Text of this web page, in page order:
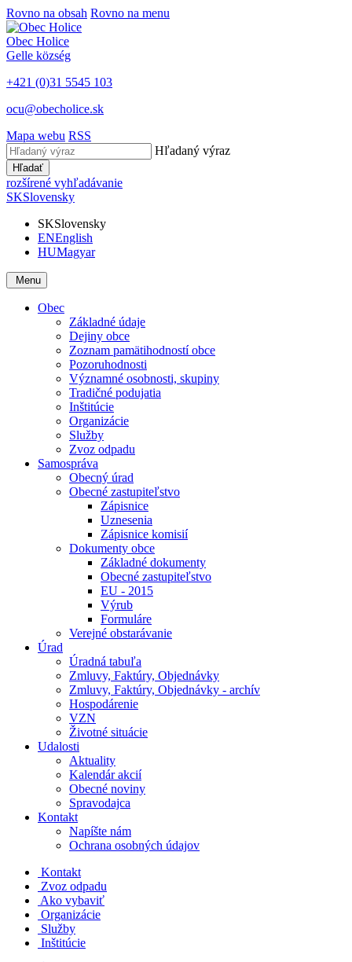
Rovno na obsah Rovno na menu
Obec Holice
Gelle község
+421 (0)31 5545 103
ocu@obecholice.sk
Mapa webu RSS
Hľadaný výraz
Hľadať
rozšírené vyhľadávanie
SKSlovensky
SKSlovensky
ENEnglish
HUMagyar
Menu
Obec
Základné údaje
Dejiny obce
Zoznam pamätihodností obce
Pozoruhodnosti
Významné osobnosti, skupiny
Tradičné podujatia
Inštitúcie
Organizácie
Služby
Zvoz odpadu
Samospráva
Obecný úrad
Obecné zastupiteľstvo
Zápisnice
Uznesenia
Zápisnice komisií
Dokumenty obce
Základné dokumenty
Obecné zastupiteľstvo
EU - 2015
Výrub
Formuláre
Verejné obstarávanie
Úrad
Úradná tabuľa
Zmluvy, Faktúry, Objednávky
Zmluvy, Faktúry, Objednávky - archív
Hospodárenie
VZN
Životné situácie
Udalosti
Aktuality
Kalendár akcií
Obecné noviny
Spravodajca
Kontakt
Napíšte nám
Ochrana osobných údajov
Kontakt
Zvoz odpadu
Ako vybaviť
Organizácie
Služby
Inštitúcie